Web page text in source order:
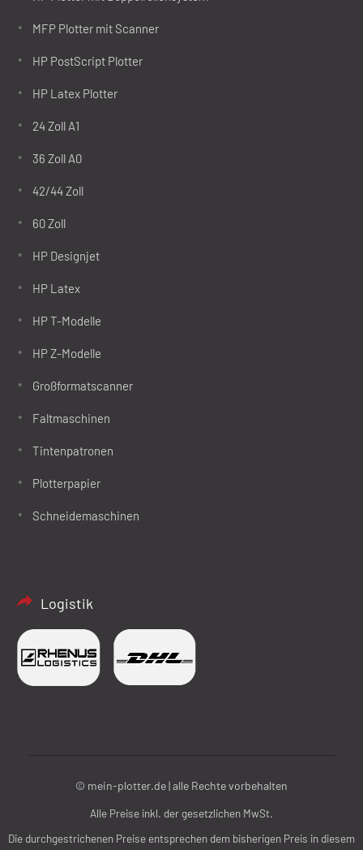
MFP Plotter mit Scanner
HP PostScript Plotter
HP Latex Plotter
24 Zoll A1
36 Zoll A0
42/44 Zoll
60 Zoll
HP Designjet
HP Latex
HP T-Modelle
HP Z-Modelle
Großformatscanner
Faltmaschinen
Tintenpatronen
Plotterpapier
Schneidemaschinen
Logistik
© mein-plotter.de | alle Rechte vorbehalten
Alle Preise inkl. der gesetzlichen MwSt.
Die durchgestrichenen Preise entsprechen dem bisherigen Preis in diesem